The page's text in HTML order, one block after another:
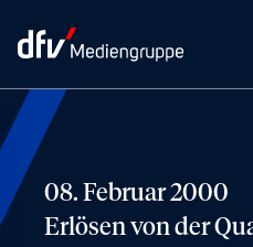
08. Februar 2000
Erlösen von der